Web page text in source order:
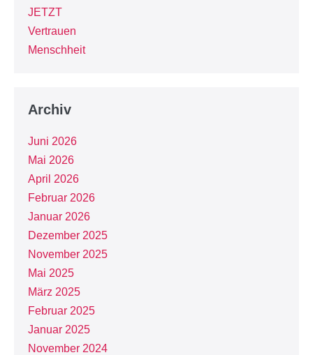
JETZT
Vertrauen
Menschheit
Archiv
Juni 2026
Mai 2026
April 2026
Februar 2026
Januar 2026
Dezember 2025
November 2025
Mai 2025
März 2025
Februar 2025
Januar 2025
November 2024